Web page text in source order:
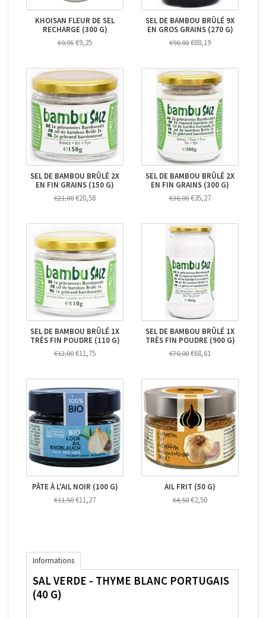
KHOISAN FLEUR DE SEL
RECHARGE (300 G)
€9,95 €9,25
SEL DE BAMBOU BRÛLÉ 9X
EN GROS GRAINS (270 G)
€90,00 €88,19
SEL DE BAMBOU BRÛLÉ 2X
EN FIN GRAINS (150 G)
€21,00 €20,58
SEL DE BAMBOU BRÛLÉ 2X
EN FIN GRAINS (300 G)
€36,00 €35,27
SEL DE BAMBOU BRÛLÉ 1X
TRÈS FIN POUDRE (110 G)
€12,00 €11,75
SEL DE BAMBOU BRÛLÉ 1X
TRÈS FIN POUDRE (900 G)
€70,00 €68,61
PÂTE À L'AIL NOIR (100 G)
€11,50 €11,27
AIL FRIT (50 G)
€4,50 €2,50
Informations
SAL VERDE - THYME BLANC PORTUGAIS
(40 G)